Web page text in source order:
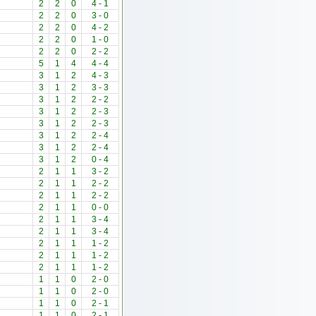
2 2 0 4 - 1
2
2 0 3 - 0
2
2 0 4 - 2
2
2 0 1 - 0
2
2 0 2 - 2
5
1 4 4 - 4
3
1 2 4 - 3
3
1 2 3 - 3
3
1 2 2 - 2
3
1 2 2 - 3
3
1 2 2 - 3
3
1 2 2 - 4
3
1 2 2 - 4
3
1 2 0 - 4
2
1 1 3 - 2
2
1 1 2 - 2
2
1 1 2 - 2
2
1 1 0 - 0
2
1 1 3 - 4
2
1 1 3 - 4
2
1 1 1 - 2
2
1 1 1 - 2
2
1 1 1 - 2
1
1 0 2 - 0
1
1 0 2 - 0
1
1 0 2 - 1